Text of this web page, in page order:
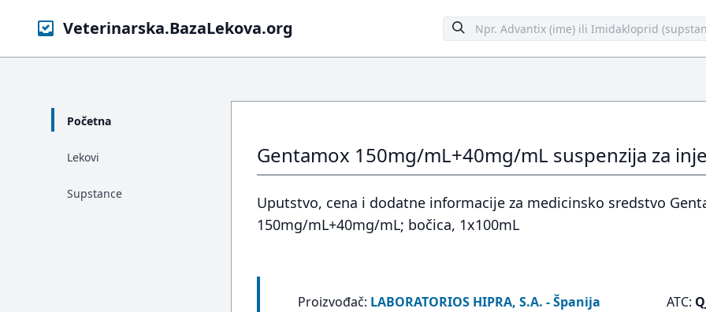
Veterinarska.BazaLekova.org
Početna
Lekovi
Supstance
Gentamox 150mg/mL+40mg/mL suspenzija za
Uputstvo, cena i dodatne informacije za medicinsko sredstvo
150mg/mL+40mg/mL; bočica, 1x100mL
Proizvođač: LABORATORIOS HIPRA, S.A. - Španija
ATC: